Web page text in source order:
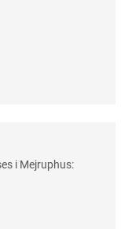
i Mejruphus: